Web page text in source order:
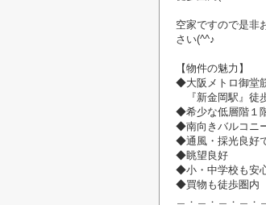
空家ですので是非
さい(^^♪
【物件の魅力】
◆大阪メトロ御堂
『新金岡駅』 徒
◆希少な低層階１
◆南向きバルコニ
◆通風・ 採光良好
◆眺望良好
◆小・中学校も安
◆買物も徒歩圏内
＿．＿．＿．＿．